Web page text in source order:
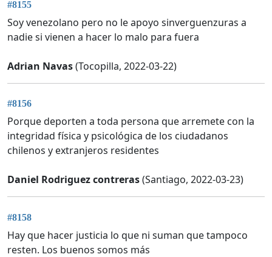
#8155
Soy venezolano pero no le apoyo sinverguenzuras a
nadie si vienen a hacer lo malo para fuera
Adrian Navas(Tocopilla, 2022-03-22)
#8156
Porque deporten a toda persona que arremete con la
integridad física y psicológica de los ciudadanos
chilenos y extranjeros residentes
Daniel Rodriguez contreras(Santiago, 2022-03-23)
#8158
Hay que hacer justicia lo que ni suman que tampoco
resten. Los buenos somos más